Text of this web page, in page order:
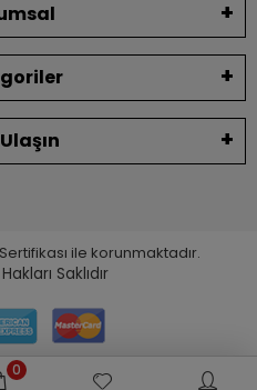
ile korunmaktadır.
Saklıdır
0